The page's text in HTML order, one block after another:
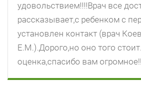
удовольствием!!!!Врач все
рассказывает,с ребенком с
установлен контакт (врач
Е.М.).Дорого,но оно того
оценка,спасибо вам